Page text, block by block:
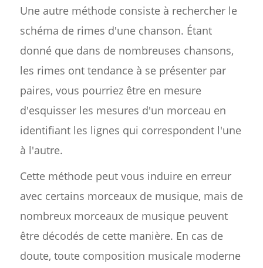
Une autre méthode consiste à rechercher le
schéma de rimes d'une chanson. Étant
donné que dans de nombreuses chansons,
les rimes ont tendance à se présenter par
paires, vous pourriez être en mesure
d'esquisser les mesures d'un morceau en
identifiant les lignes qui correspondent l'une
à l'autre.
Cette méthode peut vous induire en erreur
avec certains morceaux de musique, mais de
nombreux morceaux de musique peuvent
être décodés de cette manière. En cas de
doute, toute composition musicale moderne